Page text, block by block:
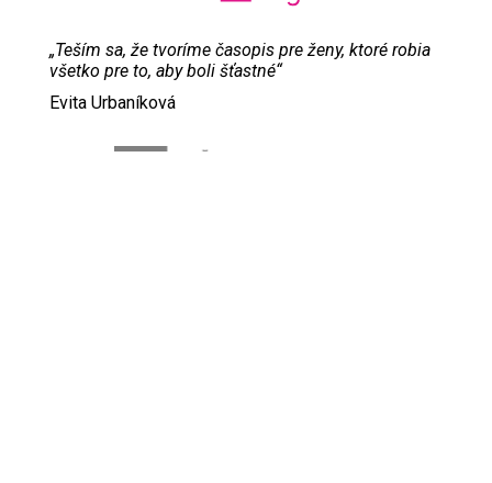
„Teším sa, že tvoríme časopis pre ženy, ktoré robia
všetko pre to, aby boli šťastné“
Evita Urbaníková